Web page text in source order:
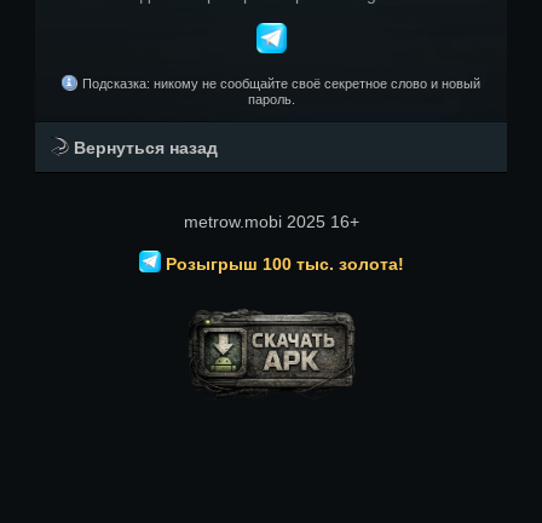
Подсказка: никому не сообщайте своё секретное слово и новый
пароль.
Вернуться назад
metrow.mobi 2025 16+
Розыгрыш 100 тыс. золота!